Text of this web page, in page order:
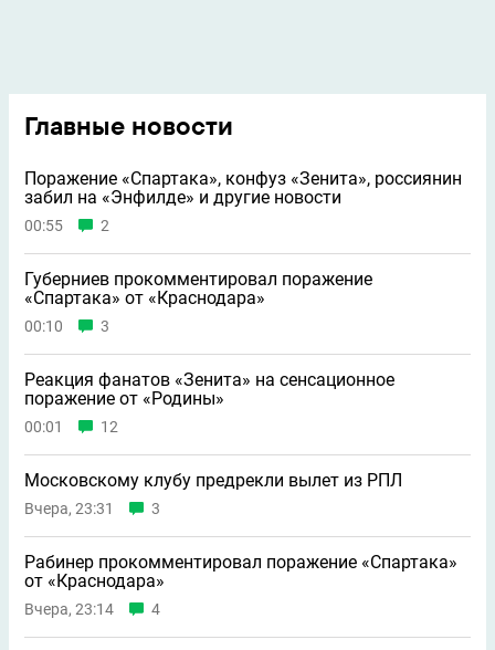
Главные новости
Поражение «Спартака», конфуз «Зенита», россиянин
забил на «Энфилде» и другие новости
00:55 2
Губерниев прокомментировал поражение
«Спартака» от «Краснодара»
00:10 3
Реакция фанатов «Зенита» на сенсационное
поражение от «Родины»
00:01 12
Московскому клубу предрекли вылет из РПЛ
Вчера, 23:31 3
Рабинер прокомментировал поражение «Спартака»
от «Краснодара»
Вчера, 23:14 4